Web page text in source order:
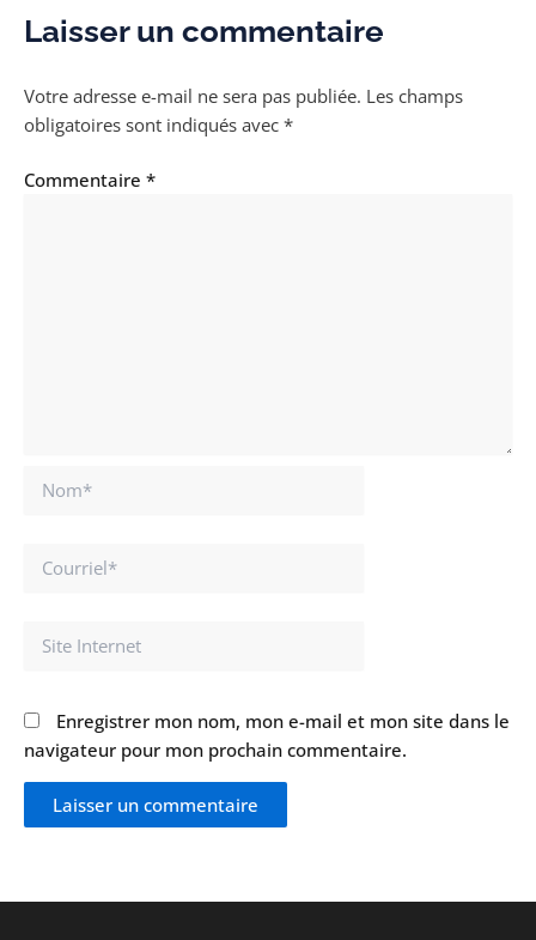
Laisser un commentaire
Votre adresse e-mail ne sera pas publiée. Les champs
obligatoires sont indiqués avec *
Commentaire *
Nom*
Courriel*
Site
Enregistrer mon nom, mon e-mail et mon site dans le
navigateur pour mon prochain commentaire.